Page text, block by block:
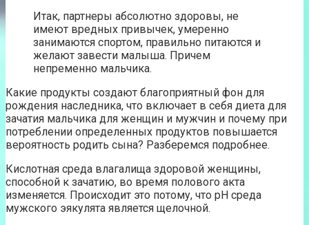
Итак, партнеры абсолютно здоровы, не
имеют вредных привычек, умеренно
занимаются спортом, правильно питаются и
желают завести малыша. Причем
непременно мальчика.
Какие продукты создают благоприятный фон для
рождения наследника, что включает в себя диета для
зачатия мальчика для женщин и мужчин и почему при
потреблении определенных продуктов повышается
вероятность родить сына? Разберемся подробнее.
Кислотная среда влагалища здоровой женщины,
способной к зачатию, во время полового акта
изменяется. Происходит это потому, что pH среда
мужского эякулята является щелочной.